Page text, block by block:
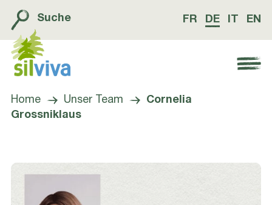
Suche FR DE EN
Navigation öffnen bzw. schliessen
Home Unser Team
Cornelia
Grossniklaus